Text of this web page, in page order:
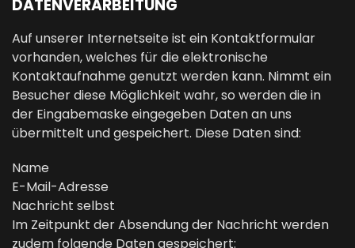
DATENVERARBEITUNG
Auf unserer Internetseite ist ein Kontaktformular
vorhanden, welches für die elektronische
Kontaktaufnahme genutzt werden kann. Nimmt ein
Besucher diese Möglichkeit wahr, so werden die in
der Eingabemaske eingegeben Daten an uns
übermittelt und gespeichert. Diese Daten sind:
Name
E-Mail-Adresse
Nachricht selbst
Im Zeitpunkt der Absendung der Nachricht werden
zudem folgende Daten gespeichert: